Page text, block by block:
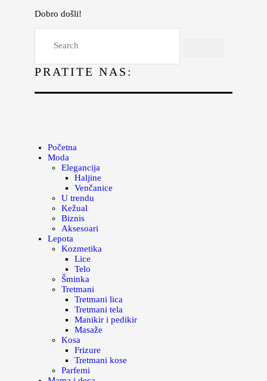
Dobro došli!
PRATITE NAS:
Početna
Moda
Elegancija
Haljine
Venčanice
U trendu
Kežual
Biznis
Aksesoari
Lepota
Kozmetika
Lice
Telo
Šminka
Tretmani
Tretmani lica
Tretmani tela
Manikir i pedikir
Masaže
Kosa
Frizure
Tretmani kose
Parfemi
Lepota
Kuhinja
Magazin